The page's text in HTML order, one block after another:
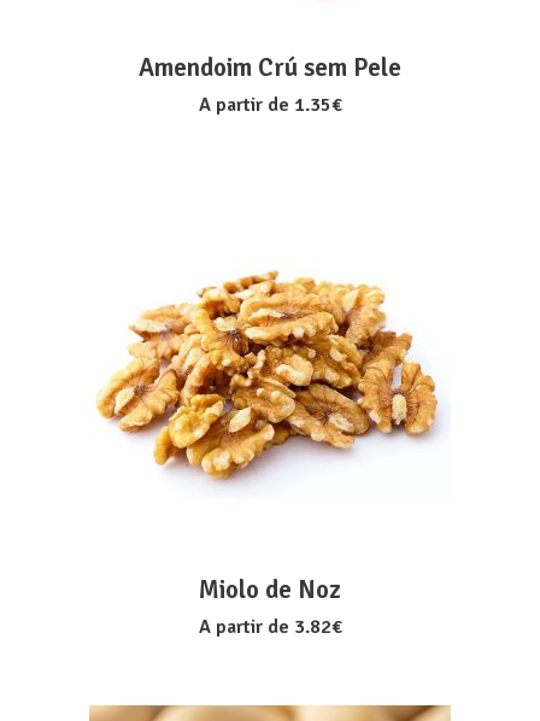
Amendoim Crú sem Pele
A partir de 1.35€
VER OPÇÕES
Miolo de Noz
A partir de 3.82€